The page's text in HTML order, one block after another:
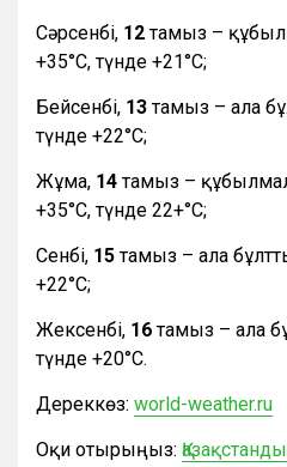
Сәрсенбі, 12тамыз –
+35°С, түнде +21°С;
Бейсенбі, 13тамыз – ала
түнде +22°С;
Жұма, 14тамыз –
+35°С, түнде 22+°С;
Сенбі, 15тамыз – ала
+22°С;
Жексенбі, 16тамыз – ала
түнде +20°С.
Дереккөз: world-weather.ru
Оқи отырыңыз: